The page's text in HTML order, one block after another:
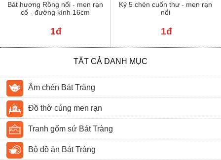
Bát hương Rồng nổi - men rạn
cổ - đường kính 16cm
1đ
Kỷ 5 chén cuốn thư - men rạn
nổi
1đ
TẤT CẢ DANH MỤC
Ấm chén Bát Tràng
Đồ thờ cúng men rạn
Tranh gốm sứ Bát Tràng
Bộ đồ ăn Bát Tràng